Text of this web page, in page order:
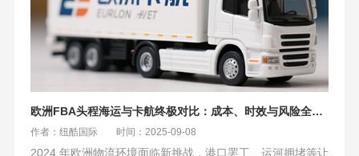
欧洲FBA头程海运与卡航终极对比：成本、时效与风险全解析
作者：纽酷国际 时间：2025-09-08
2024 年欧洲物流环境面临新挑战，港口罢工、运河拥堵等让